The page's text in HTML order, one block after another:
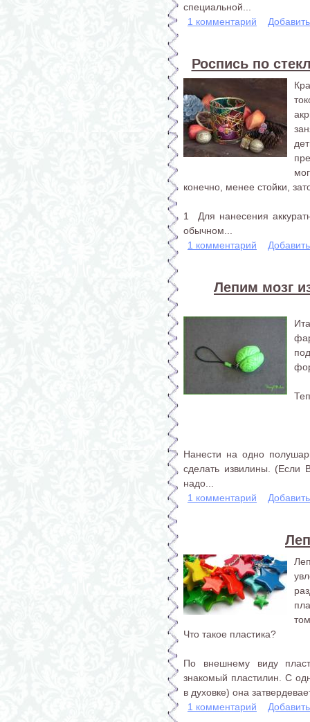
специальной...
1 комментарий
Роспись по
конечно, менее стойки,
1 Для нанесения
обычном...
1 комментарий
Лепим мозг
Нанести на одно
сделать извилины. (Если
надо...
1 комментарий
Что такое пластика?
По внешнему виду
знакомый пластилин. С
в духовке) она
1 комментарий